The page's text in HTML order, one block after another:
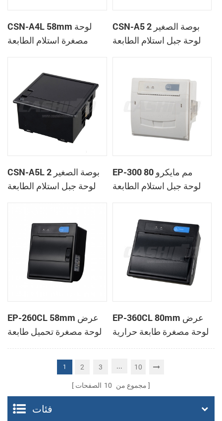
CSN-A4L 58mm لوحة
مصغرة استلام الطابعة
CSN-A5 2 بوصة الصغير
لوحة جبل استلام الطابعة
CSN-A5L 2 بوصة الصغير
لوحة جبل استلام الطابعة
EP-300 80 مم مايكرو
لوحة جبل استلام الطابعة
EP-260CL 58mm عرض
لوحة مصغرة تحميل طابعة
حرارية مع لصناعة
السيارات في القاطع
EP-360CL 80mm عرض
لوحة مصغرة طابعة حرارية
مع لصناعة السيارات في
1 2 3 ... 10
مجموع من 10 الصفحات
فئات